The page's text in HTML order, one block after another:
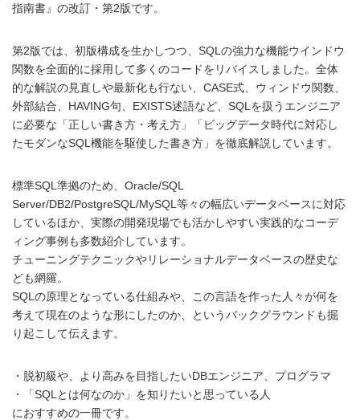
指南書』の改訂・第2版です。
第2版では、初版構成を生かしつつ、SQLの強力な機能ウインドウ
関数を全面的に採用して多くのコードをリバイスしました。全体
的な解説の見直しや最新化も行ない、CASE式、ウィンドウ関数、
外部結合、HAVING句、EXISTS述語など、SQLを扱うエンジニア
に必要な「正しい書き方・考え方」「ビッグデータ時代に対応し
たモダンなSQL機能を駆使した書き方」を徹底解説しています。
標準SQL準拠のため、Oracle/SQL
Server/DB2/PostgreSQL/MySQL等々の幅広いデータベースに対応
しているほか、実際の開発現場でも活かしやすい実践的なコーデ
ィング事例も多数紹介しています。
チューニングテクニックやリレーショナルデータベースの歴史な
ども網羅。
SQLの原理となっている仕組みや、この言語を作った人々が何を
考えて現在のような形にしたのか、というバックグラウンドも掘
り起こして伝えます。
・脱初級や、より高みを目指したいDBエンジニア、プログラマ
・「SQLとは何なのか」を知りたいと思っている人
におすすめの一冊です。